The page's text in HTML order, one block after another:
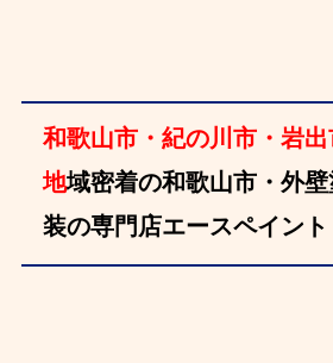
和歌山市・紀の川市・岩
地域密着の和歌山市・外
装の専門店エースペイント